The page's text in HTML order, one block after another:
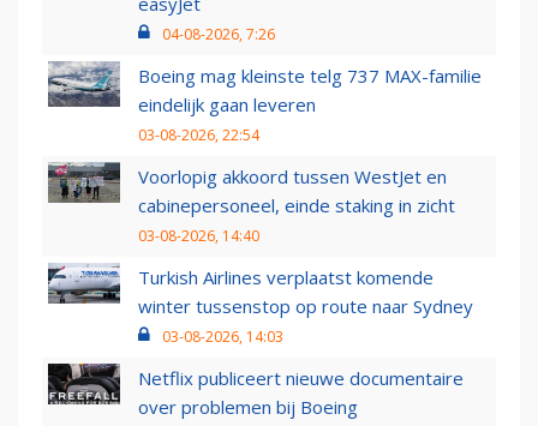
04-08-2026, 7:26
Boeing mag kleinste telg 737 MAX-familie
eindelijk gaan leveren
03-08-2026, 22:54
Voorlopig akkoord tussen WestJet en
cabinepersoneel, einde staking in zicht
03-08-2026, 14:40
Turkish Airlines verplaatst komende
winter tussenstop op route naar Sydney
03-08-2026, 14:03
Netflix publiceert nieuwe documentaire
over problemen bij Boeing